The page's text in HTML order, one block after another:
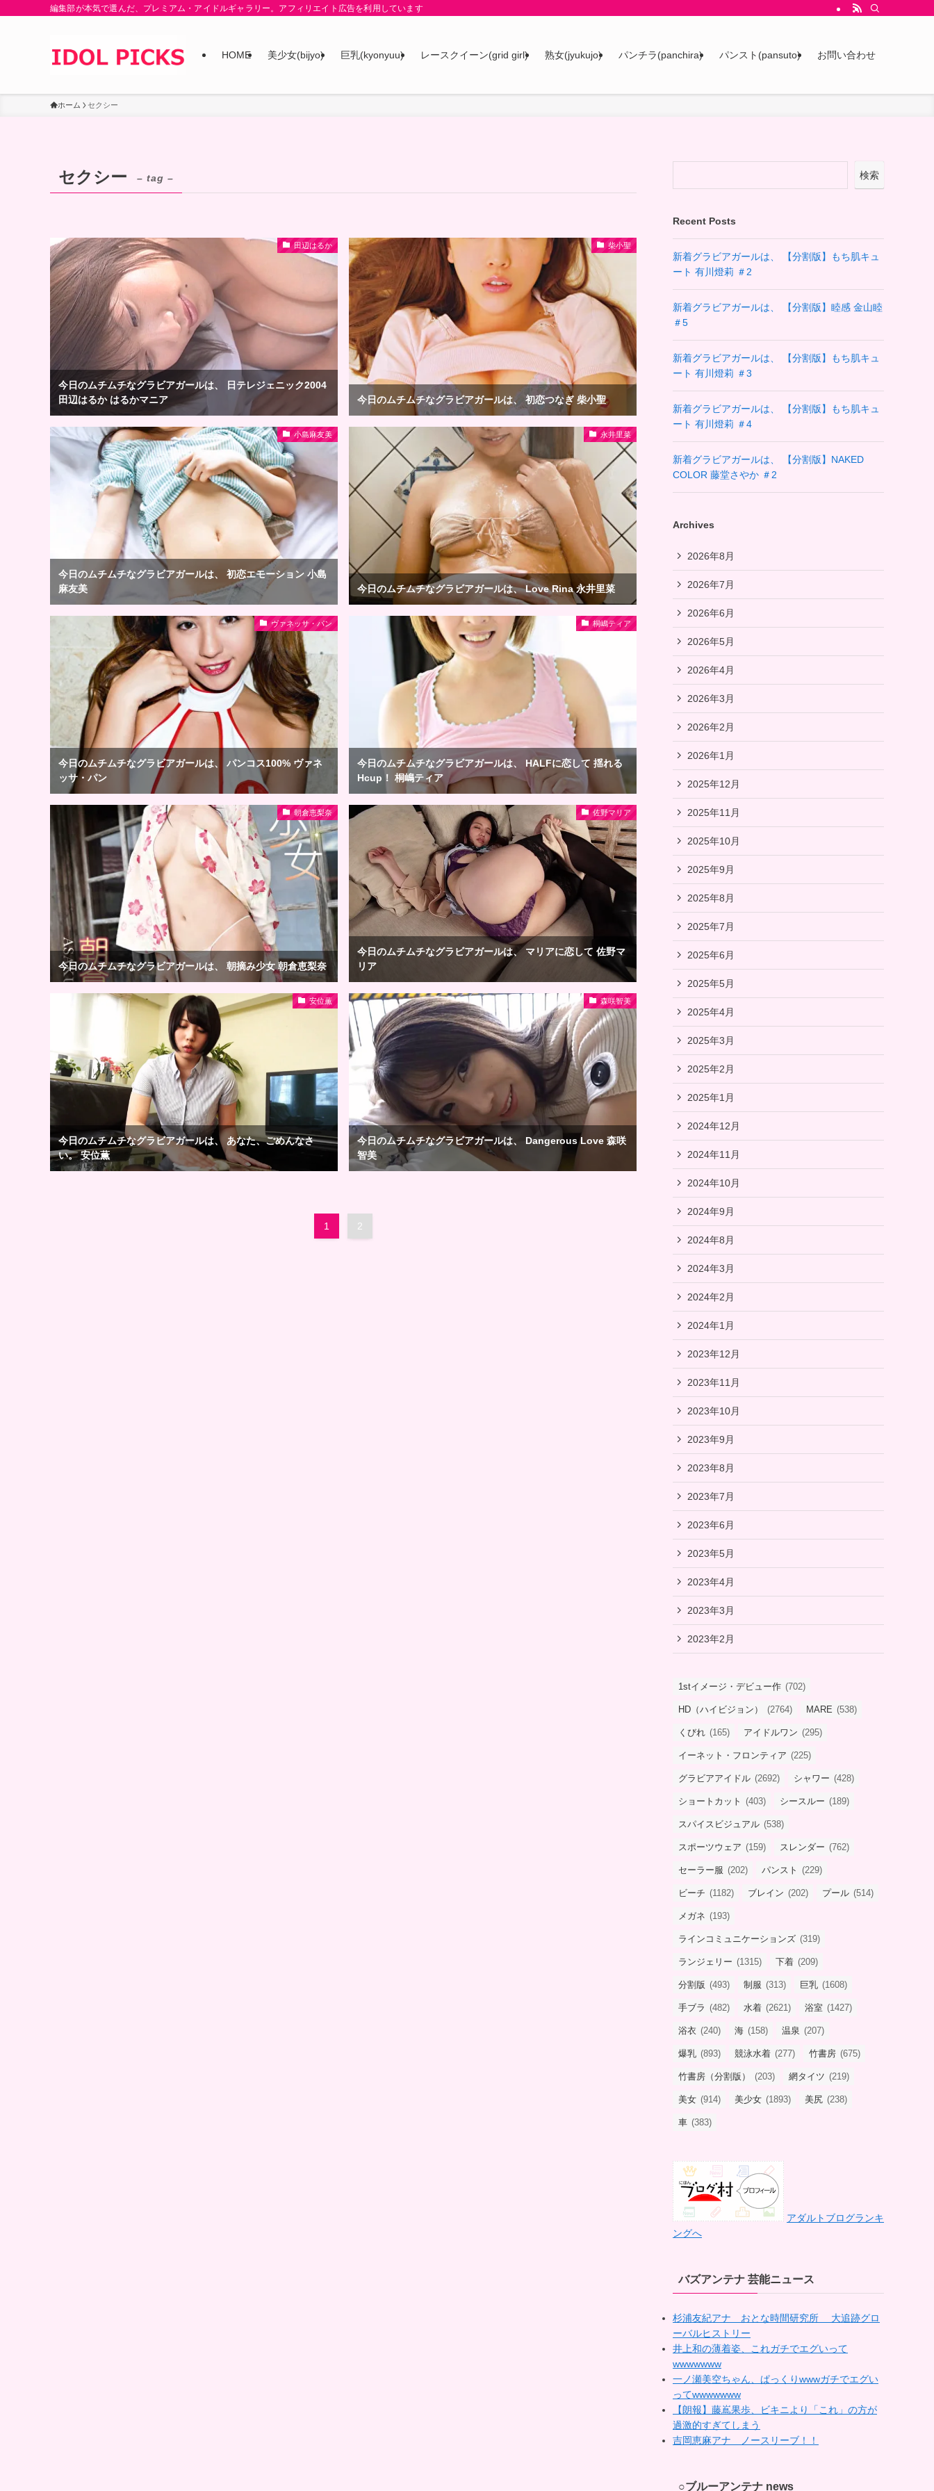
編集部が本気で選んだ、プレミアム・アイドルギャラリー。アフィリエイト広告を利用しています
HOME 美少女(bijyo) 巨乳(kyonyuu) レースクイーン(grid girl) 熟女(jyukujo) パンチラ(panchira) パンスト(pansuto) お問い合わせ
ホーム セクシー
セクシー – tag –
田辺はるか
今日のムチムチなグラビアガールは、 日テレジェニック2004
田辺はるか はるかマニア
柴小聖
今日のムチムチなグラビアガールは、 初恋つなぎ 柴小聖
小島麻友美
今日のムチムチなグラビアガールは、 初恋エモーション 小島
麻友美
永井里菜
今日のムチムチなグラビアガールは、 Love Rina 永井里菜
ヴァネッサ・パン
今日のムチムチなグラビアガールは、 パンコス100% ヴァネ
ッサ・パン
桐嶋ティア
今日のムチムチなグラビアガールは、 HALFに恋して 揺れる
Hcup！ 桐嶋ティア
朝倉恵梨奈
今日のムチムチなグラビアガールは、 朝摘み少女 朝倉恵梨奈
佐野マリア
今日のムチムチなグラビアガールは、 マリアに恋して 佐野マ
リア
安位薫
今日のムチムチなグラビアガールは、 あなた、ごめんなさ
い。 安位薫
森咲智美
今日のムチムチなグラビアガールは、 Dangerous Love 森咲
智美
1 2
検索
Recent Posts
新着グラビアガールは、 【分割版】もち肌キュ
ート 有川燈莉 ＃2
新着グラビアガールは、 【分割版】睦感 金山睦
＃5
新着グラビアガールは、 【分割版】もち肌キュ
ート 有川燈莉 ＃3
新着グラビアガールは、 【分割版】もち肌キュ
ート 有川燈莉 ＃4
新着グラビアガールは、 【分割版】NAKED
COLOR 藤堂さやか ＃2
Archives
2026年8月
2026年7月
2026年6月
2026年5月
2026年4月
2026年3月
2026年2月
2026年1月
2025年12月
2025年11月
2025年10月
2025年9月
2025年8月
2025年7月
2025年6月
2025年5月
2025年4月
2025年3月
2025年2月
2025年1月
2024年12月
2024年11月
2024年10月
2024年9月
2024年8月
2024年3月
2024年2月
2024年1月
2023年12月
2023年11月
2023年10月
2023年9月
2023年8月
2023年7月
2023年6月
2023年5月
2023年4月
2023年3月
2023年2月
1stイメージ・デビュー作 (702)
HD（ハイビジョン） (2764) MARE (538)
くびれ (165) アイドルワン (295)
イーネット・フロンティア (225)
グラビアアイドル (2692) シャワー (428)
ショートカット (403) シースルー (189)
スパイスビジュアル (538)
スポーツウェア (159) スレンダー (762)
セーラー服 (202) パンスト (229)
ビーチ (1182) ブレイン (202) プール (514)
メガネ (193)
ラインコミュニケーションズ (319)
ランジェリー (1315) 下着 (209)
分割版 (493) 制服 (313) 巨乳 (1608)
手ブラ (482) 水着 (2621) 浴室 (1427)
浴衣 (240) 海 (158) 温泉 (207)
爆乳 (893) 競泳水着 (277) 竹書房 (675)
竹書房（分割版） (203) 網タイツ (219)
美女 (914) 美少女 (1893) 美尻 (238)
車 (383)
アダルトブログランキ
ングへ
バズアンテナ 芸能ニュース
杉浦友紀アナ おとな時間研究所 大追跡グロ
ーバルヒストリー
井上和の薄着姿、これガチでエグいって
wwwwwww
一ノ瀬美空ちゃん、ぱっくりwwwガチでエグい
ってwwwwwww
【朗報】藤嶌果歩、ビキニより「これ」の方が
過激的すぎてしまう
吉岡恵麻アナ ノースリーブ！！
○ブルーアンテナ news